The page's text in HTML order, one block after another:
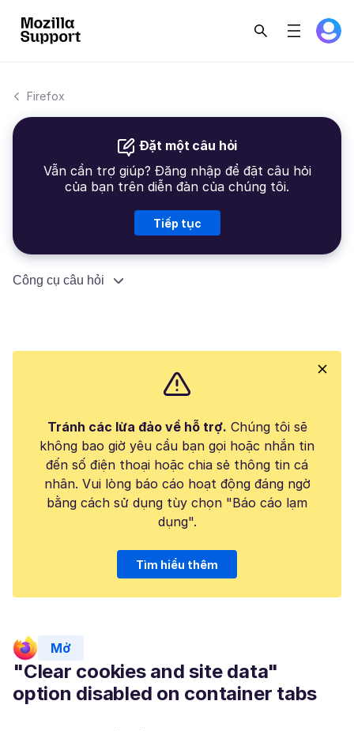
Firefox
Đặt một câu hỏi
Vẫn cần trợ giúp? Đăng nhập để đặt câu hỏi
của bạn trên diễn đàn của chúng tôi.
Tiếp tục
Công cụ câu hỏi
Tránh các lừa đảo về hỗ trợ. Chúng tôi sẽ
không bao giờ yêu cầu bạn gọi hoặc nhắn tin
đến số điện thoại hoặc chia sẻ thông tin cá
nhân. Vui lòng báo cáo hoạt động đáng ngờ
bằng cách sử dụng tùy chọn "Báo cáo lạm
dụng".
Tìm hiểu thêm
Mở
"Clear cookies and site data"
option disabled on container tabs